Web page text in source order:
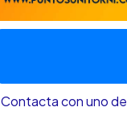
Contacta con uno